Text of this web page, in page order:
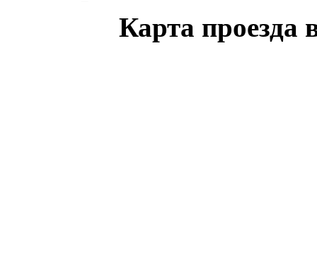
Карта проезда